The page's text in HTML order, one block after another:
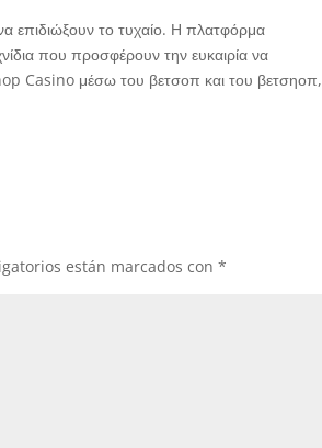
επιδιώξουν το τυχαίο. Η πλατφόρμα
που προσφέρουν την ευκαιρία να
Casino μέσω του βετσοπ και του βετσηοπ,
están marcados con*